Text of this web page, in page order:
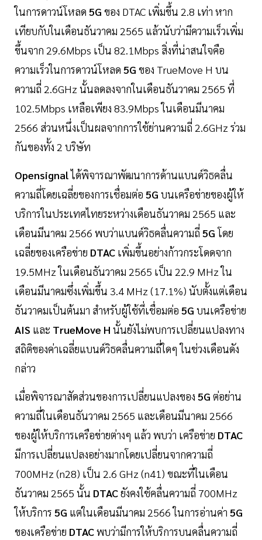
ในการดาวน์โหลด 5G ของ DTAC เพิ่มขึ้น 2.8 เท่า หาก
เทียบกับในเดือนธันวาคม 2565 แล้วนับว่ามีความเร็วเพิ่ม
ขึ้นจาก 29.6Mbps เป็น 82.1Mbps สิ่งที่น่าสนใจคือ
ความเร็วในการดาวน์โหลด 5G ของ TrueMove H บน
ความถี่ 2.6GHz นั้นลดลงจากในเดือนธันวาคม 2565 ที่
102.5Mbps เหลือเพียง 83.9Mbps ในเดือนมีนาคม
2566 ส่วนหนึ่งเป็นผลจากการใช้ย่านความถี่ 2.6GHz ร่วม
กันของทั้ง 2 บริษัท
Opensignalได้พิจารณาพัฒนาการด้านแบนด์วิธคลื่น
ความถี่โดยเฉลี่ยของการเชื่อมต่อ 5G บนเครือข่ายของผู้ให้
บริการในประเทศไทยระหว่างเดือนธันวาคม 2565 และ
เดือนมีนาคม 2566 พบว่าแบนด์วิธคลื่นความถี่ 5Gโดย
เฉลี่ยของเครือข่าย DTAC เพิ่มขึ้นอย่างก้าวกระโดดจาก
19.5MHz ในเดือนธันวาคม 2565 เป็น 22.9 MHz ใน
เดือนมีนาคมซึ่งเพิ่มขึ้น 3.4 MHz (17.1%) นับตั้งแต่เดือน
ธันวาคมเป็นต้นมา สำหรับผู้ใช้ที่เชื่อมต่อ 5G บนเครือข่าย
AIS และ TrueMove H นั้นยังไม่พบการเปลี่ยนแปลงทาง
สถิติของค่าเฉลี่ยแบนด์วิธคลื่นความถี่ใดๆ ในช่วงเดือนดัง
กล่าว
เมื่อพิจารณาสัดส่วนของการเปลี่ยนแปลงของ 5G ต่อย่าน
ความถี่ในเดือนธันวาคม 2565 และเดือนมีนาคม 2566
ของผู้ให้บริการเครือข่ายต่างๆ แล้ว พบว่า เครือข่าย DTAC
มีการเปลี่ยนแปลงอย่างมากโดยเปลี่ยนจากความถี่
700MHz (n28) เป็น 2.6 GHz (n41) ขณะที่ในเดือน
ธันวาคม 2565 นั้น DTACยังคงใช้คลื่นความถี่ 700MHz
ให้บริการ 5G แต่ในเดือนมีนาคม 2566 ในการอ่านค่า 5G
ของเครือข่าย DTACพบว่ามีการให้บริการบนคลื่นความถี่